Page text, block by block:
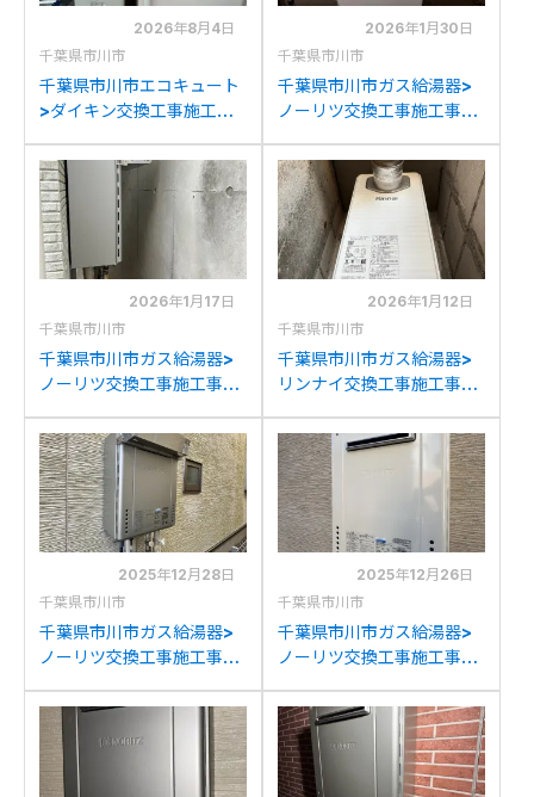
2026年8月4日
千葉県市川市
千葉県市川市エコキュート
>ダイキン交換工事施工事
からダイキンEQA37YFTV
への交換
2026年1月30日
千葉県市川市
千葉県市川市ガス給湯器>
ノーリツ交換工事施工事
C2448AW6H-1からノー
リツGTH-C2460AW3H-
1 BLへの交換
2026年1月17日
千葉県市川市
千葉県市川市ガス給湯器>
ノーリツ交換工事施工事
C2052SAWX-2からノー
リツGT-C2072SAW BLへ
の交換
2026年1月12日
千葉県市川市
千葉県市川市ガス給湯器>
リンナイ交換工事施工事
1823SAW-Tからリンナイ
RUF-SA1615SAT-L(A)へ
の交換
2025年12月28日
千葉県市川市
千葉県市川市ガス給湯器>
ノーリツ交換工事施工事
K202SAWからノーリツ
GT-C2072SAW BLへの交
換
2025年12月26日
千葉県市川市
千葉県市川市ガス給湯器>
ノーリツ交換工事施工事
2450SAWXからノーリツ
GT-2470SAW BLへの交
換